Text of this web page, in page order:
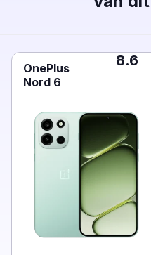
OnePlus
Nord 6
8.6